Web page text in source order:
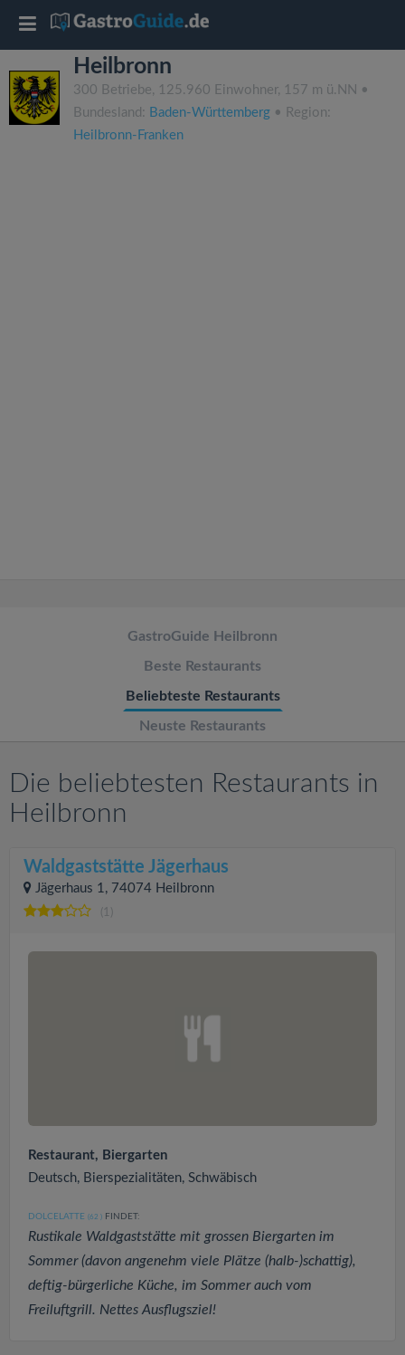
Heilbronn
300 Betriebe, 125.960 Einwohner, 157 m ü.NN •
Bundesland: Baden-Württemberg • Region:
Heilbronn-Franken
GastroGuide Heilbronn
Beste Restaurants
Beliebteste Restaurants
Neuste Restaurants
Die beliebtesten Restaurants in
Heilbronn
Waldgaststätte Jägerhaus
Jägerhaus 1, 74074 Heilbronn
(1)
Restaurant, Biergarten
Deutsch, Bierspezialitäten, Schwäbisch
DOLCELATTE (62 ) FINDET:
Rustikale Waldgaststätte mit grossen Biergarten im
Sommer (davon angenehm viele Plätze (halb-)schattig),
deftig-bürgerliche Küche, im Sommer auch vom
Freiluftgrill. Nettes Ausflugsziel!
T
o
g
n